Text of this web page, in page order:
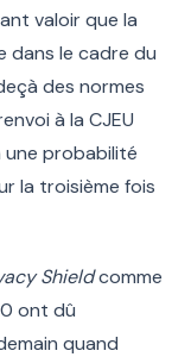
valoir que la
dans le cadre du
des normes
à la CJEU
probabilité
la troisième fois
Shieldcomme
ont dû
quand